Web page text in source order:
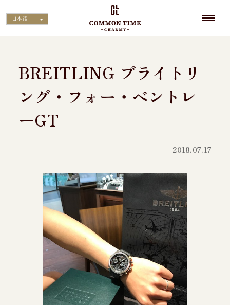
日本語
BREITLING ブライトリ
ング・フォー・ベントレ
ーGT
2018.07.17